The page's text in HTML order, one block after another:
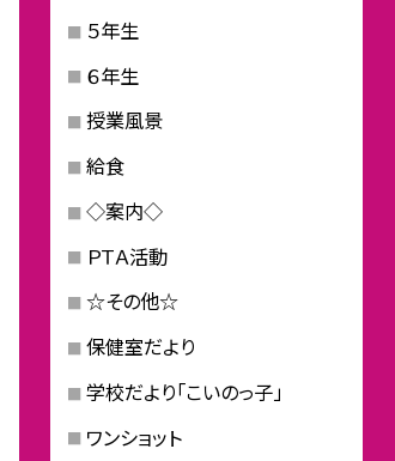
５年生
６年生
授業風景
給食
◇案内◇
ＰＴＡ活動
☆その他☆
保健室だより
学校だより「こいのっ子」
ワンショット